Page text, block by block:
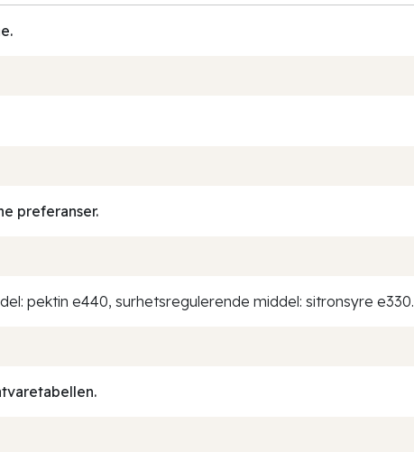
preferanser.
pektin e440, surhetsregulerende middel: sitronsyre e330.